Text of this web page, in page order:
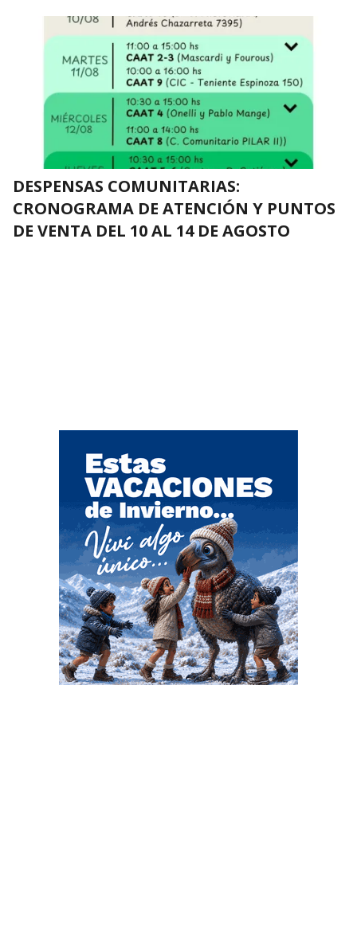
DESPENSAS COMUNITARIAS:
CRONOGRAMA DE ATENCIÓN Y PUNTOS
DE VENTA DEL 10 AL 14 DE AGOSTO